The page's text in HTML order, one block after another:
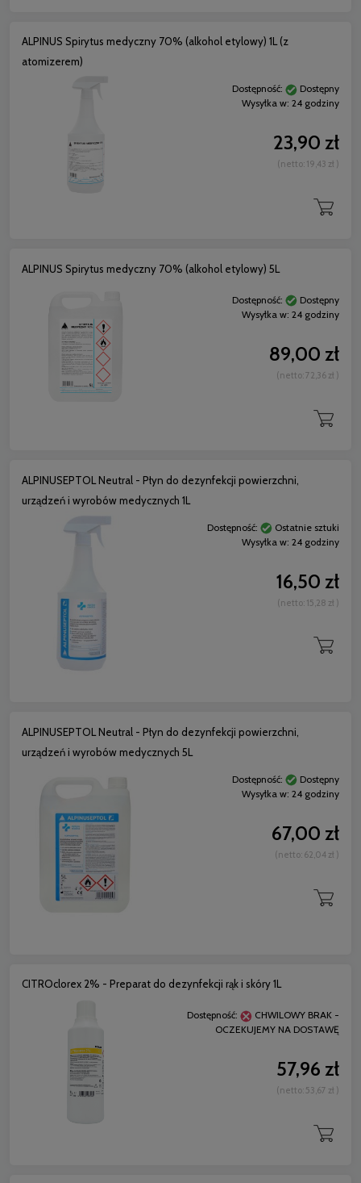
ALPINUS Spirytus medyczny 70% (alkohol etylowy) 1L (z
atomizerem)
Dostępność:
Dostępny
Wysyłka w: 24 godziny
23,90 zł
(netto: 19,43 zł )
ALPINUS Spirytus medyczny 70% (alkohol etylowy) 5L
Dostępność:
Dostępny
Wysyłka w: 24 godziny
89,00 zł
(netto:72,36 zł )
ALPINUSEPTOL Neutral - Płyn do dezynfekcji powierzchni,
urządzeń i wyrobów medycznych 1L
Dostępność:
Ostatnie sztuki
Wysyłka w: 24 godziny
16,50 zł
(netto: 15,28 zł )
ALPINUSEPTOL Neutral - Płyn do dezynfekcji powierzchni,
urządzeń i wyrobów medycznych 5L
Dostępność:
Dostępny
Wysyłka w: 24 godziny
67,00 zł
(netto: 62,04 zł )
CITROclorex 2% - Preparat do dezynfekcji rąk i skóry 1L
Dostępność:
CHWILOWY BRAK -
OCZEKUJEMY NA DOSTAWĘ
57,96 zł
(netto: 53,67 zł )